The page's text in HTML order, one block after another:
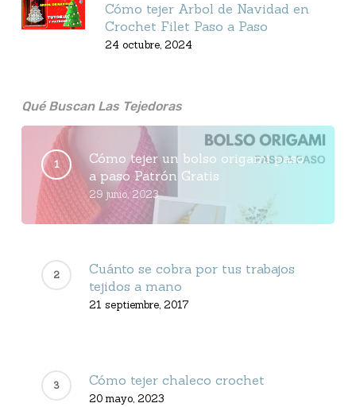
Cómo tejer Arbol de Navidad en
Crochet Filet Paso a Paso
24 octubre, 2024
Qué Buscan Las Tejedoras
Cómo tejer un bolso origami paso
a paso Patrón Gratis
29 junio, 2023
Cuánto se cobra por tus trabajos
tejidos a mano
21 septiembre, 2017
Cómo tejer chaleco crochet
20 mayo, 2023